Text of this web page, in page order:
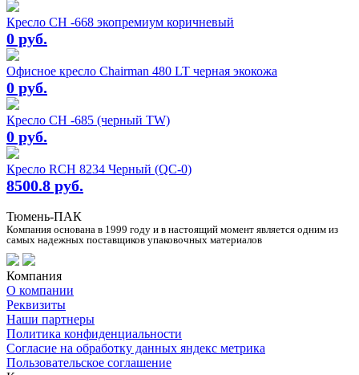
Кресло СН -668 экопремиум коричневый
0 руб.
Офисное кресло Chairman 480 LT черная экокожа
0 руб.
Кресло СН -685 (черный TW)
0 руб.
Кресло RCH 8234 Черный (QC-0)
8500.8 руб.
Тюмень-ПАК
Компания основана в 1999 году и в настоящий момент является одним из
самых надежных поставщиков упаковочных материалов
Компания
О компании
Реквизиты
Наши партнеры
Политика конфиденциальности
Согласие на обработку данных яндекс метрика
Пользовательское соглашение